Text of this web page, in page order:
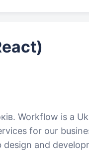
for our
and